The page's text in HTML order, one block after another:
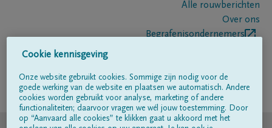
Alle rouwberichten
Over ons
Begrafenisondernemers
Volg ons op
Cookie kennisgeving
Onze website gebruikt cookies. Sommige zijn nodig voor de
goede werking van de website en plaatsen we automatisch. Andere
cookies worden gebruikt voor analyse, marketing of andere
functionaliteiten; daarvoor vragen we wél jouw toestemming. Door
op “Aanvaard alle cookies” te klikken gaat u akkoord met het